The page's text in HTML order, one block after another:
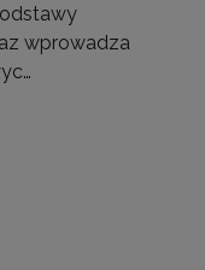
wprowadza